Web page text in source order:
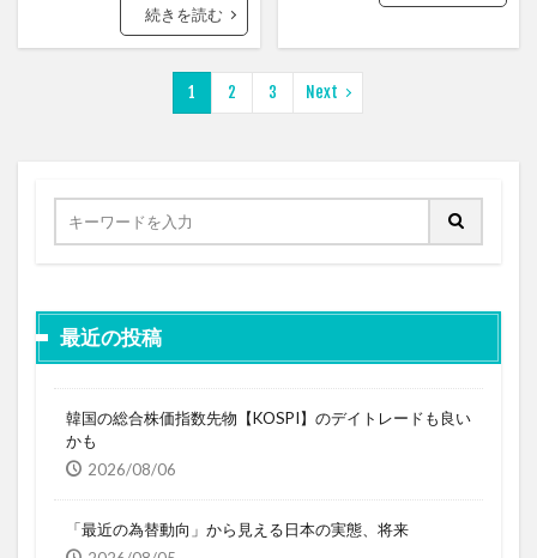
続きを読む
1 2 3 Next
最近の投稿
韓国の総合株価指数先物【KOSPI】のデイトレードも良い
かも
2026/08/06
「最近の為替動向」から見える日本の実態、将来